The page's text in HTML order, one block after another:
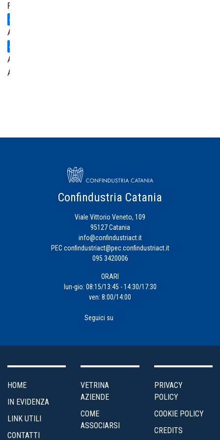
Formazione
Ambiente
Area
Amministrativa
Credito
Internazionalizzazione
Marketing
e
Servizi
Confindustria Catania
Viale Vittorio Veneto, 109
95127 Catania
info@confindustriact.it
PEC confindustriact@pec.confindustriact.it
095 3420006
ORARI
lun-gio: 08:15/13:45 - 14:30/17:30
ven: 8:00/14:00
Seguici su
HOME
IN EVIDENZA
LINK UTILI
CONTATTI
VETRINA
AZIENDE
COME
ASSOCIARSI
PRIVACY
POLICY
COOKIE POLICY
CREDITS